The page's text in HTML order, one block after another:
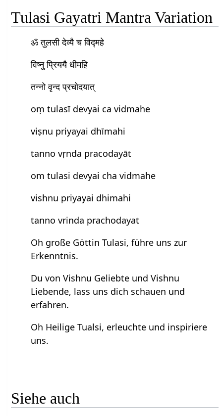
Tulasi Gayatri Mantra Variation
ॐ तुलसी देव्यै च विद्महे
विष्नु प्रिययै धीमहि
तन्नो वृन्द प्रचोदयात्
oṃ tulasī devyai ca vidmahe
viṣnu priyayai dhīmahi
tanno vṛnda pracodayāt
om tulasi devyai cha vidmahe
vishnu priyayai dhimahi
tanno vrinda prachodayat
Oh große Göttin Tulasi, führe uns zur
Erkenntnis.
Du von Vishnu Geliebte und Vishnu
Liebende, lass uns dich schauen und
erfahren.
Oh Heilige Tualsi, erleuchte und inspiriere
uns.
Siehe auch